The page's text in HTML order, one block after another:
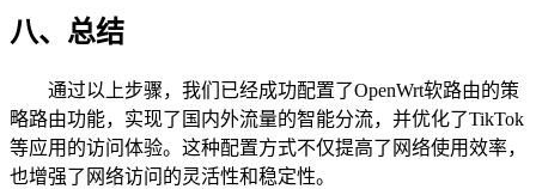
八、总结
通过以上步骤，我们已经成功配置了OpenWrt软路由的策
略路由功能，实现了国内外流量的智能分流，并优化了TikTok
等应用的访问体验。这种配置方式不仅提高了网络使用效率，
也增强了网络访问的灵活性和稳定性。